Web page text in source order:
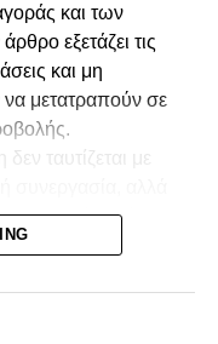
είπε
απολύτως
οι διεθνείς και
το μέλλον του
του τόπου μας η
και των
εξετάζει τις
και μη
μετατραπούν σε
ταυτίζεται με
σχέσεις
και
διαφήμιση και